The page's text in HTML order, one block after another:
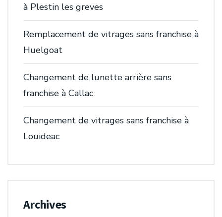
à Plestin les greves
Remplacement de vitrages sans franchise à
Huelgoat
Changement de lunette arrière sans
franchise à Callac
Changement de vitrages sans franchise à
Louideac
Archives